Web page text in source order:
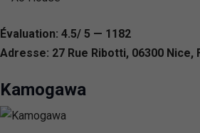
Évaluation: 4.5/ 5 — 1182
Adresse: 27 Rue Ribotti, 06300 Nice,
Kamogawa